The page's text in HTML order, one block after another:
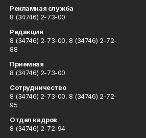
Рекламная служба
8 (34746) 2-73-00
Редакция
8 (34746) 2-73-00, 8 (34746) 2-72-
88
Приемная
8 (34746) 2-73-00
Сотрудничество
8 (34746) 2-73-00, 8 (34746) 2-72-
95
Отдел кадров
8 (34746) 2-72-94